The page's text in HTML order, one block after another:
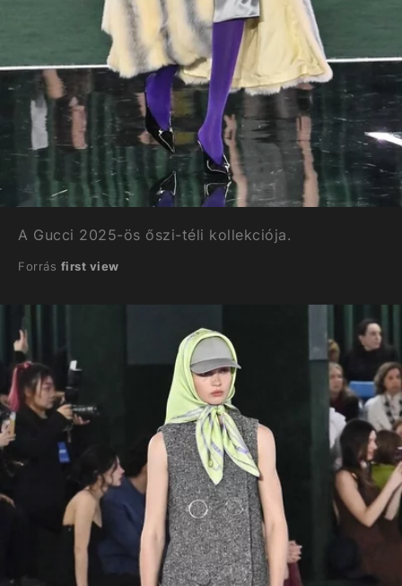
A Gucci 2025-ös őszi-téli kollekciója.
Forrás first view